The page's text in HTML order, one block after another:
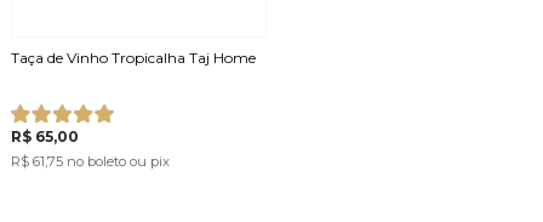
Taça de Vinho Tropicalha Taj Home
R$ 65,00
R$ 61,75 no boleto ou pix